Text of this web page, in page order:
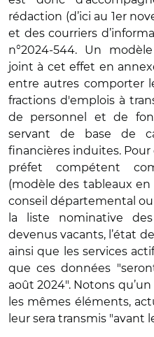
rédaction (d’ici au 1er
et des courriers
n°2024-544. Un
joint à cet effet en
entre autres comporter
fractions d'emplois à
de personnel et de
servant de base de
financières induites. Pour
préfet compétent
(modèle des tableaux
conseil départemental
la liste nominative
devenus vacants, l’état
ainsi que les services
que ces données
août 2024". Notons
les mêmes éléments,
leur sera transmis "avant